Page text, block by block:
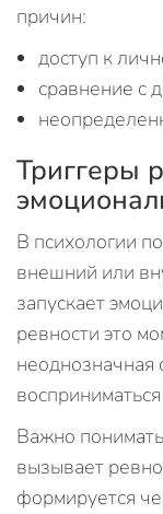
причин:
доступ к
сравнение с
Триггеры
В психологии
внешний или
запускает
ревности это
неоднозначная
Важно
вызывает
формируется